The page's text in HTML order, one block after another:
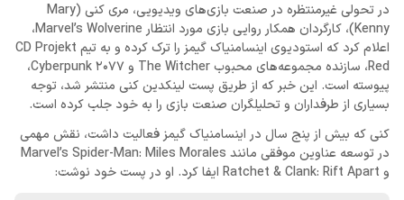
در تحولی غیرمنتظره در صنعت بازی‌های ویدیویی، مری کنی (Mary
Kenny)، کارگردان همکار روایی بازی مورد انتظار Marvel’s Wolverine،
اعلام کرد که استودیوی اینسامنیاک گیمز را ترک کرده و به تیم CD Projekt
Red، سازنده مجموعه‌های محبوب The Witcher و Cyberpunk 2077،
پیوسته است. این خبر که از طریق پست لینکدین کنی منتشر شد، توجه
بسیاری از طرفداران و تحلیلگران صنعت بازی را به خود جلب کرده است.
کنی که بیش از پنج سال در اینسامنیاک گیمز فعالیت داشت، نقش مهمی
در توسعه عناوین موفقی مانند Marvel’s Spider-Man: Miles Morales
و Ratchet & Clank: Rift Apart ایفا کرد. او در پست خود نوشت: